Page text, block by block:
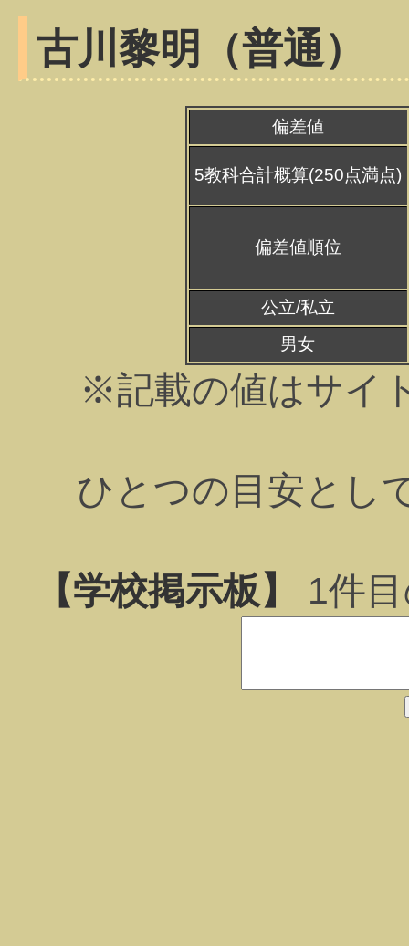
古川黎明（普通）
偏差値
5教科合計概算(250点満点)
偏差値順位
公立/私立
男女
※記載の値はサイ
ひとつの目安とし
【学校掲示板】 1件